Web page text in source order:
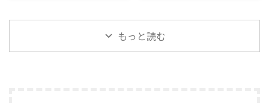
がら査定いたしました。 買取
商品：McIntosh C712 メーカ
PR15パッシブラジエーター、
LE85ドライバー、HL91ホー
ン、LX5ネットワークなどを組
伴いKORGのテープエコー
「SE-500 Stage Echo」を出張
のコントロールアンプ
「No.26L / PLS-226L」を出張
もっと読む